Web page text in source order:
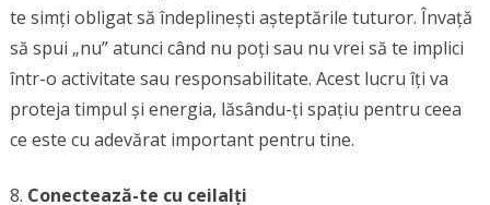
te simți obligat să îndeplinești așteptările tuturor. Învață
să spui „nu” atunci când nu poți sau nu vrei să te implici
într-o activitate sau responsabilitate. Acest lucru îți va
proteja timpul și energia, lăsându-ți spațiu pentru ceea
ce este cu adevărat important pentru tine.
Conectează-te cu ceilalți